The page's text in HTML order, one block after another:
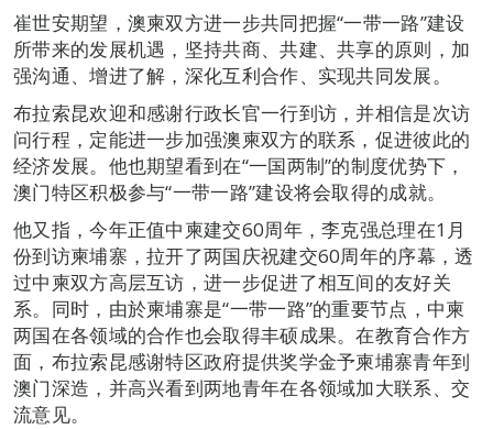
崔世安期望，澳柬双方进一步共同把握“一带一路”建设
所带来的发展机遇，坚持共商、共建、共享的原则，加
强沟通、增进了解，深化互利合作、实现共同发展。
布拉索昆欢迎和感谢行政长官一行到访，并相信是次访
问行程，定能进一步加强澳柬双方的联系，促进彼此的
经济发展。他也期望看到在“一国两制”的制度优势下，
澳门特区积极参与“一带一路”建设将会取得的成就。
他又指，今年正值中柬建交60周年，李克强总理在1月
份到访柬埔寨，拉开了两国庆祝建交60周年的序幕，透
过中柬双方高层互访，进一步促进了相互间的友好关
系。同时，由於柬埔寨是“一带一路”的重要节点，中柬
两国在各领域的合作也会取得丰硕成果。在教育合作方
面，布拉索昆感谢特区政府提供奖学金予柬埔寨青年到
澳门深造，并高兴看到两地青年在各领域加大联系、交
流意见。